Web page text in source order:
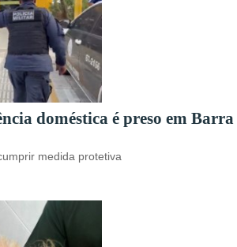
doméstica é preso em Barra
medida protetiva